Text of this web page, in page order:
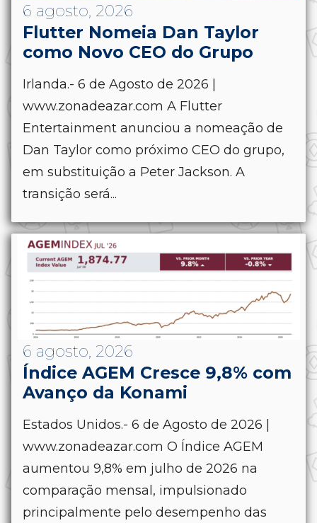
6 agosto, 2026
Flutter Nomeia Dan Taylor
como Novo CEO do Grupo
Irlanda.- 6 de Agosto de 2026 |
www.zonadeazar.com A Flutter
Entertainment anunciou a nomeação de
Dan Taylor como próximo CEO do grupo,
em substituição a Peter Jackson. A
transição será...
6 agosto, 2026
Índice AGEM Cresce 9,8% com
Avanço da Konami
Estados Unidos.- 6 de Agosto de 2026 |
www.zonadeazar.com O Índice AGEM
aumentou 9,8% em julho de 2026 na
comparação mensal, impulsionado
principalmente pelo desempenho das